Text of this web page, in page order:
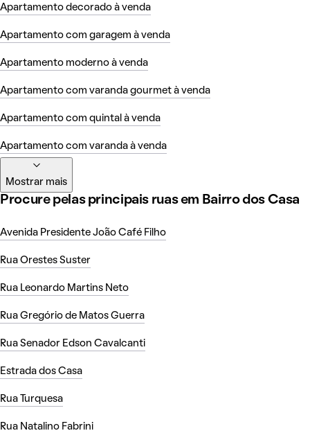
Apartamento decorado à venda
Apartamento com garagem à venda
Apartamento moderno à venda
Apartamento com varanda gourmet à venda
Apartamento com quintal à venda
Apartamento com varanda à venda
Mostrar mais
Procure pelas principais ruas em Bairro dos Casa
Avenida Presidente João Café Filho
Rua Orestes Suster
Rua Leonardo Martins Neto
Rua Gregório de Matos Guerra
Rua Senador Edson Cavalcanti
Estrada dos Casa
Rua Turquesa
Rua Natalino Fabrini